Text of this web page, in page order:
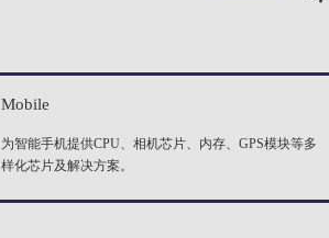
Mobile
为智能手机提供CPU、相机芯片、内存、GPS模块等多
样化芯片及解决方案。